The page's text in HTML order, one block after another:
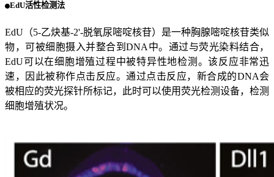
EdU活性检测法
EdU（5-乙炔基-2'-脱氧尿嘧啶核苷）是一种胸腺嘧啶核苷类似
物，可被细胞摄入并整合到DNA中。通过与荧光染料结合，
EdU可以在细胞增殖过程中被特异性地检测。该反应非常迅
速，因此被称作点击反应。通过点击反应，新合成的DNA会
被相应的荧光探针所标记，此时可以使用荧光检测设备，检测
细胞增殖状况。